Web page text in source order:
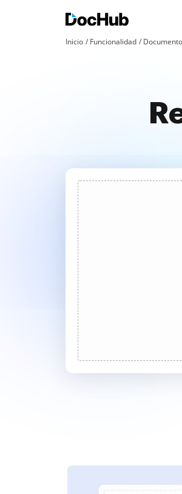
Inicio Funcionalidad